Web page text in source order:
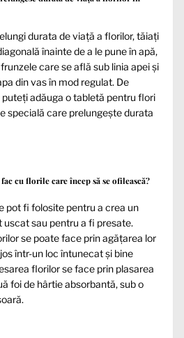
durata de viață a florilor, tăiați
înainte de a le pune în apă,
care se află sub linia apei și
din vas în mod regulat. De
puteți adăuga o tabletă pentru flori
specială care prelungește durata
cu florile care încep să se ofilească?
pot fi folosite pentru a crea un
uscat sau pentru a fi presate.
se poate face prin agățarea lor
într-un loc întunecat și bine
florilor se face prin plasarea
foi de hârtie absorbantă, sub o